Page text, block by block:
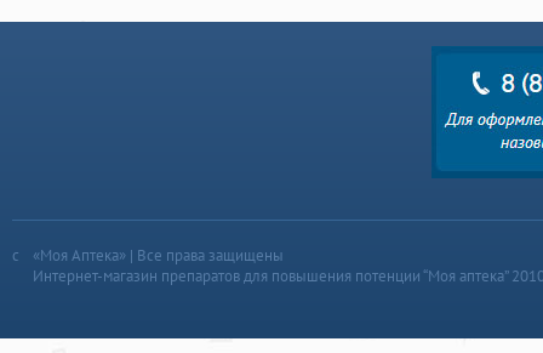
«Моя Аптека» | Все права защищены
Интернет-магазин препаратов для повышения потенции “Моя аптека”